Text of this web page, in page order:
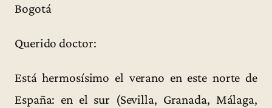
Bogotá
Querido doctor:
Está hermosísimo el verano en este norte de
España: en el sur (Sevilla, Granada, Málaga,